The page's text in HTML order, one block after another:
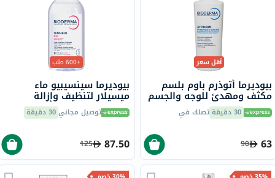
أقل سعر
بيوديرما أتوذرم باوم بلسم
مكثف ومهدئ للوجه والجسم
500 مل 30 دقيقة تصلك في
63
90
+600 طلب
بيوديرما سينسيبيو ماء
ميسيلار لتنظيف وإزالة
المكياج 500 ملتوصيل مجاني30 دقيقة
87.50
125